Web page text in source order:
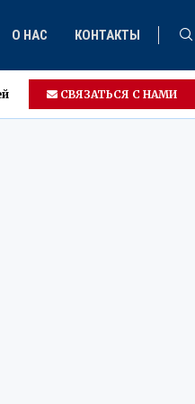
О НАС КОНТАКТЫ
СВЯЗАТЬСЯ С НАМИ